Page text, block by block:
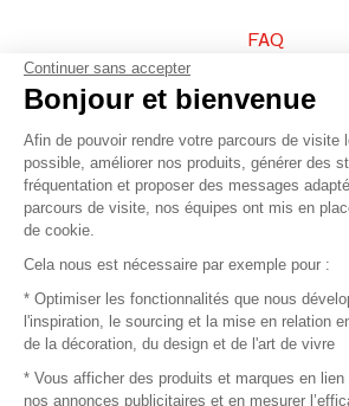
FAQ
Vendez vos produits
Plan du site
© 2016 –Organisation
Recrutement
Continuer sans accepter
Bonjour et bienvenue
Afin de pouvoir rendre votre parcours de visite
possible, améliorer nos produits, générer des
fréquentation et proposer des messages
parcours de visite, nos équipes ont mis en
de cookie.
Cela nous est nécessaire par exemple pour :
* Optimiser les fonctionnalités que nous
l'inspiration, le sourcing et la mise en relation
de la décoration, du design et de l'art de vivre
* Vous afficher des produits et marques en
nos annonces publicitaires et en mesurer